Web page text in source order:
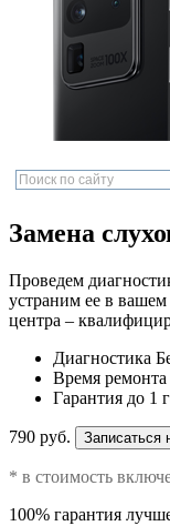
Замена
Проведем
устраним ее в
центра –
Диагностика
Время ремонта
Гарантия до 1
790 руб. Записаться
* в стоимость
100% гарантия